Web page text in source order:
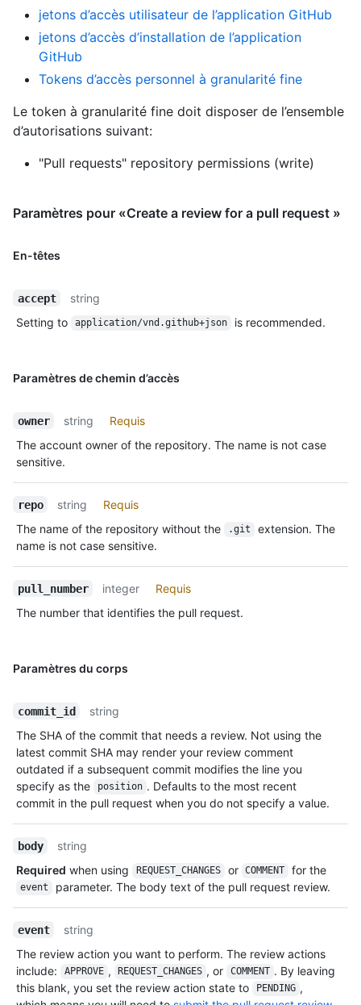
jetons d’accès utilisateur de l’application GitHub
jetons d’accès d’installation de l’application
GitHub
Tokens d’accès personnel à granularité fine
Le token à granularité fine doit disposer de l’ensemble
d’autorisations suivant:
"Pull requests" repository permissions (write)
Paramètres pour «Create a review for a pull request »
En-têtes
accept
string
Setting to
application/vnd.github+json is recommended.
Paramètres de chemin d’accès
owner string
Requis
The account owner of the repository. The name is not case
sensitive.
repo string
Requis
The name of the repository without the
.git
extension. The
name is not case sensitive.
pull_number integer
Requis
The number that identifies the pull request.
Paramètres du corps
commit_id
string
The SHA of the commit that needs a review. Not using the
latest commit SHA may render your review comment
outdated if a subsequent commit modifies the line you
specify as the
position . Defaults to the most recent
commit in the pull request when you do not specify a value.
body
string
Required when using REQUEST_CHANGES or COMMENT for the
event parameter. The body text of the pull request review.
event
string
The review action you want to perform. The review actions
include:
APPROVE , REQUEST_CHANGES , or COMMENT . By leaving
this blank, you set the review action state to
PENDING ,